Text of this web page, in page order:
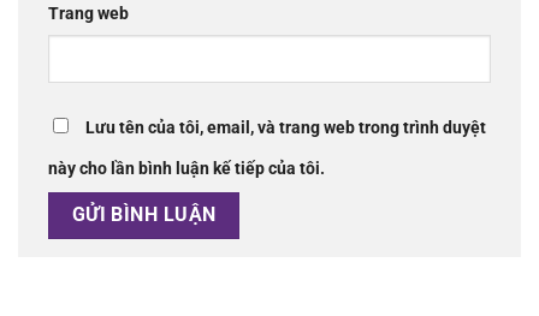
Trang web
Lưu tên của tôi, email, và trang web trong trình duyệt
này cho lần bình luận kế tiếp của tôi.